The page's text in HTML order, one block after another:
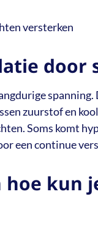
versterken
door
spanning.
zuurstof en
Soms komt
een continue
kun